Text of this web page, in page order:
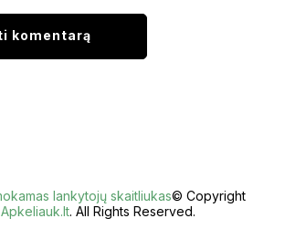
© Copyright
Apkeliauk.lt. All Rights Reserved.